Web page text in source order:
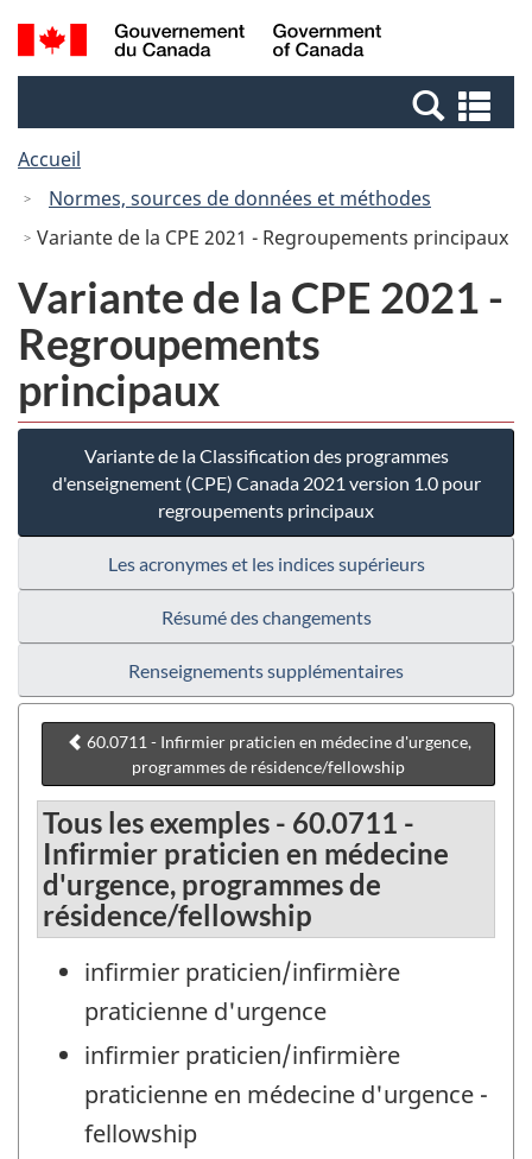
Passer
au
Passer
à
Canada
Recherche
et
et
Accueil
Normes, sources de données et méthodes
Variante de la CPE 2021 - Regroupements principaux
Variante de la CPE 2021 -
Regroupements
principaux
Variante de la Classification des programmes
d'enseignement (CPE) Canada 2021 version 1.0 pour
regroupements principaux
Les acronymes et les indices supérieurs
Résumé des changements
Renseignements supplémentaires
60.0711 - Infirmier praticien en médecine d'urgence,
programmes de résidence/fellowship
Tous les exemples - 60.0711 -
Infirmier praticien en médecine
d'urgence, programmes de
résidence/fellowship
infirmier praticien/infirmière
praticienne d'urgence
infirmier praticien/infirmière
praticienne en médecine d'urgence -
fellowship